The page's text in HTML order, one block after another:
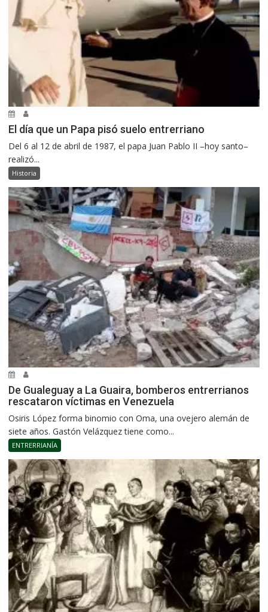
El día que un Papa pisó suelo entrerriano
Del 6 al 12 de abril de 1987, el papa Juan Pablo II –hoy santo–
realizó...
Historia
De Gualeguay a La Guaira, bomberos entrerrianos
rescataron víctimas en Venezuela
Osiris López forma binomio con Oma, una ovejero alemán de
siete años. Gastón Velázquez tiene como...
ENTRERRIANÍA